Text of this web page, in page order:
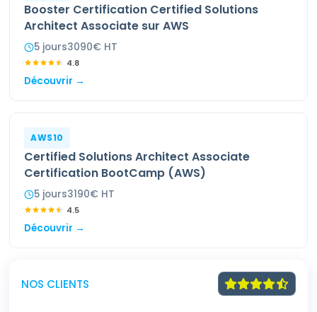
Booster Certification Certified Solutions
Architect Associate sur AWS
5jours3090€ HT
4.8
Découvrir →
AWS10
Certified Solutions Architect Associate
Certification BootCamp (AWS)
5jours3190€ HT
4.5
Découvrir →
NOS CLIENTS